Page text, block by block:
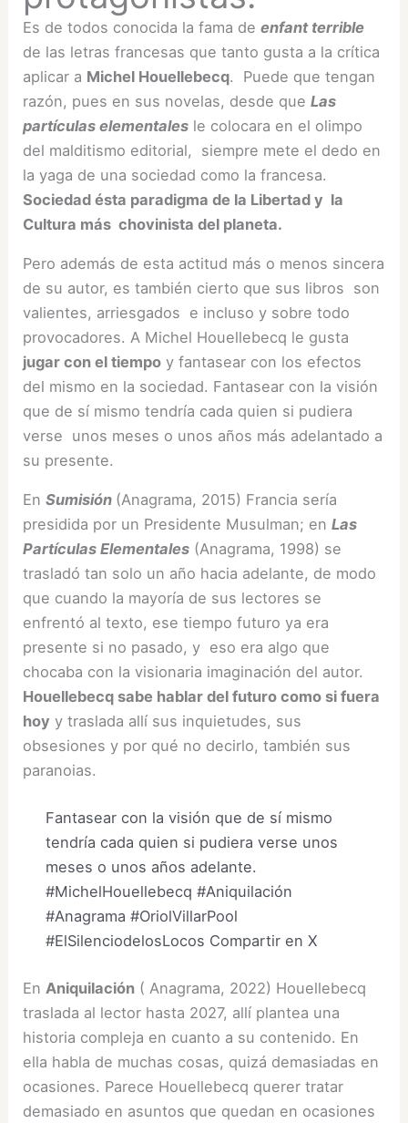
Es de todos conocida la fama deenfant terrible
de las letras francesas que tanto gusta a la crítica
aplicar a Michel Houellebecq. Puede que tengan
razón, pues en sus novelas, desde queLas
partículas elementales le colocara en el olimpo
del malditismo editorial, siempre mete el dedo en
la yaga de una sociedad como la francesa.
Sociedad ésta paradigma de la Libertad y la
Cultura más chovinista del planeta.
Pero además de esta actitud más o menos sincera
de su autor, es también cierto que sus libros son
valientes, arriesgados e incluso y sobre todo
provocadores. A Michel Houellebecq le gusta
jugar con el tiempo y fantasear con los efectos
del mismo en la sociedad. Fantasear con la visión
que de sí mismo tendría cada quien si pudiera
verse unos meses o unos años más adelantado a
su presente.
EnSumisión (Anagrama, 2015) Francia sería
presidida por un Presidente Musulman; enLas
Partículas Elementales (Anagrama, 1998) se
trasladó tan solo un año hacia adelante, de modo
que cuando la mayoría de sus lectores se
enfrentó al texto, ese tiempo futuro ya era
presente si no pasado, y eso era algo que
chocaba con la visionaria imaginación del autor.
Houellebecq sabe hablar del futuro como si fuera
hoy y traslada allí sus inquietudes, sus
obsesiones y por qué no decirlo, también sus
paranoias.
Fantasear con la visión que de sí mismo
tendría cada quien si pudiera verse unos
meses o unos años adelante.
#MichelHouellebecq #Aniquilación
#Anagrama #OriolVillarPool
#ElSilenciodelosLocos Compartir en X
En Aniquilación ( Anagrama, 2022) Houellebecq
traslada al lector hasta 2027, allí plantea una
historia compleja en cuanto a su contenido. En
ella habla de muchas cosas, quizá demasiadas en
ocasiones. Parece Houellebecq querer tratar
demasiado en asuntos que quedan en ocasiones